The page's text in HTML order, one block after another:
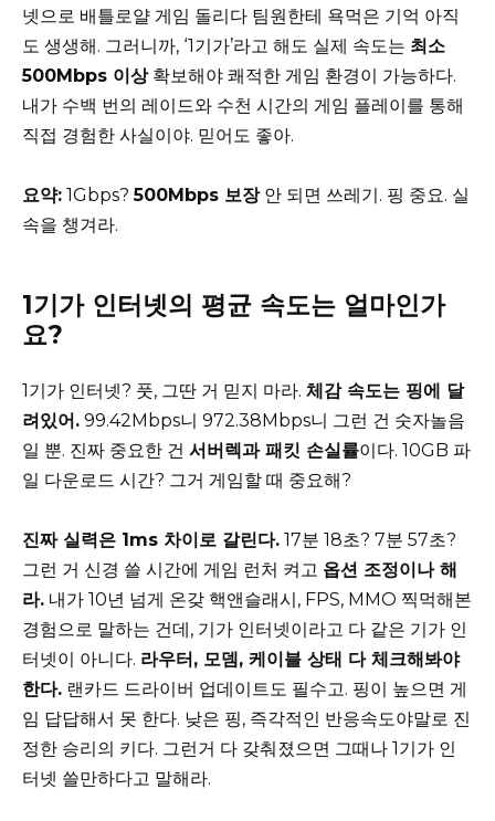
넷으로 배틀로얄 게임 돌리다 팀원한테 욕먹은 기억 아직
도 생생해. 그러니까, ‘1기가’라고 해도 실제 속도는 최소
500Mbps 이상확보해야 쾌적한 게임 환경이 가능하다.
내가 수백 번의 레이드와 수천 시간의 게임 플레이를 통해
직접 경험한 사실이야. 믿어도 좋아.
요약: 1Gbps?500Mbps 보장안 되면 쓰레기. 핑 중요. 실
속을 챙겨라.
1기가 인터넷의 평균 속도는 얼마인가
요?
1기가 인터넷? 풋, 그딴 거 믿지 마라. 체감 속도는 핑에 달
려있어. 99.42Mbps니 972.38Mbps니 그런 건 숫자놀음
일 뿐. 진짜 중요한 건 서버렉과 패킷 손실률이다. 10GB 파
일 다운로드 시간? 그거 게임할 때 중요해?
진짜 실력은 1ms 차이로 갈린다. 17분 18초? 7분 57초?
그런 거 신경 쓸 시간에 게임 런처 켜고 옵션 조정이나 해
라. 내가 10년 넘게 온갖 핵앤슬래시, FPS, MMO 찍먹해본
경험으로 말하는 건데, 기가 인터넷이라고 다 같은 기가 인
터넷이 아니다. 라우터, 모뎀, 케이블 상태 다 체크해봐야
한다. 랜카드 드라이버 업데이트도 필수고. 핑이 높으면 게
임 답답해서 못 한다. 낮은 핑, 즉각적인 반응속도야말로 진
정한 승리의 키다. 그런거 다 갖춰졌으면 그때나 1기가 인
터넷 쓸만하다고 말해라.